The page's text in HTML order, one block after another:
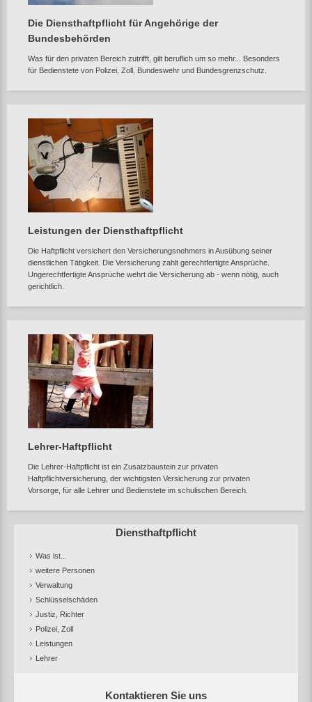
Diensthaftpflicht
Was ist...
weitere Personen
Verwaltung
Schlüsselschäden
Justiz, Richter
Polizei, Zoll
Leistungen
Lehrer
Kontaktieren Sie uns
Die Diensthaftpflicht für Angehörige der
Bundesbehörden
Was für den privaten Bereich zutrifft, gilt beruflich um so mehr... Besonders
für Bedienstete von Polizei, Zoll, Bundeswehr und Bundesgrenzschutz.
Leistungen der Diensthaftpflicht
Die Haftpflicht versichert den Versicherungsnehmers in Ausübung seiner
dienstlichen Tätigkeit. Die Versicherung zahlt gerechtfertigte Ansprüche.
Ungerechtfertigte Ansprüche wehrt die Versicherung ab - wenn nötig, auch
gerichtlich.
Lehrer-Haftpflicht
Die Lehrer-Haftpflicht ist ein Zusatzbaustein zur privaten
Haftpflichtversicherung, der wichtigsten Versicherung zur privaten
Vorsorge, für alle Lehrer und Bedienstete im schulischen Bereich.